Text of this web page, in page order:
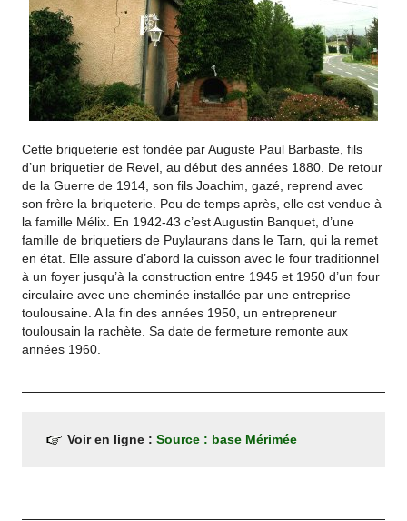
Cette briqueterie est fondée par Auguste Paul Barbaste, fils
d’un briquetier de Revel, au début des années 1880. De retour
de la Guerre de 1914, son fils Joachim, gazé, reprend avec
son frère la briqueterie. Peu de temps après, elle est vendue à
la famille Mélix. En 1942-43 c’est Augustin Banquet, d’une
famille de briquetiers de Puylaurans dans le Tarn, qui la remet
en état. Elle assure d’abord la cuisson avec le four traditionnel
à un foyer jusqu’à la construction entre 1945 et 1950 d’un four
circulaire avec une cheminée installée par une entreprise
toulousaine. A la fin des années 1950, un entrepreneur
toulousain la rachète. Sa date de fermeture remonte aux
années 1960.
Voir en ligne :Source : base Mérimée